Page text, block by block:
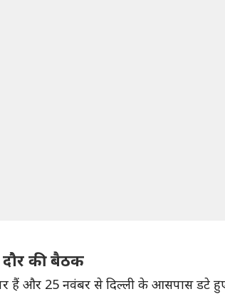
की बैठक
हैं और 25 नवंबर से दिल्ली के आसपास डटे